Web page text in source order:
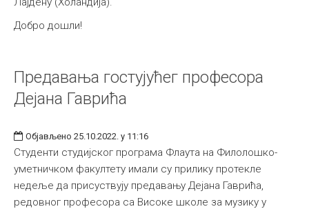
Добро дошли!
Предавања гостујућег професора
Дејана Гаврића
Објављено 25.10.2022. у 11:16
Студенти студијског програма Флаута на Филолошко-
уметничком факултету имали су прилику протекле
недеље да присуствују предавању Дејана Гаврића,
редовног професора са Високе школе за музику у